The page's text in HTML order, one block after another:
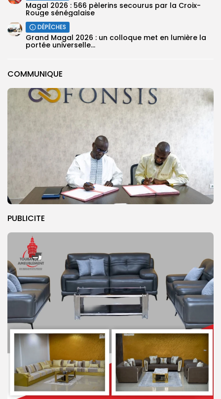
COMMUNIQUE
PUBLICITE
Magal 2026 : 566 pèlerins secourus par la Croix-
Rouge sénégalaise
DÉPÊCHES
Grand Magal 2026 : un colloque met en lumière la
portée universelle...